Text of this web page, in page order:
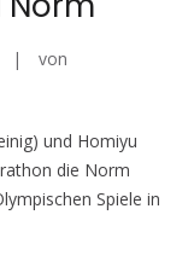
von
und Homiyu
die Norm
Spiele in